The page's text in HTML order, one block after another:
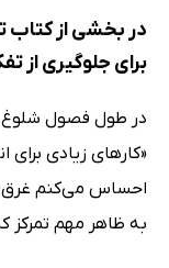
در بخشی از کتاب
برای جلوگیری از
در طول فصول
«کارهای زیادی برای
احساس می‌کنم غرق
به ظاهر مهم تمرکز